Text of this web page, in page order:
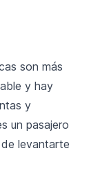
son más
y hay
y
un pasajero
levantarte